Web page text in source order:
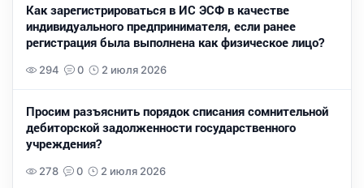
Как зарегистрироваться в ИС ЭСФ в качестве
индивидуального предпринимателя, если ранее
регистрация была выполнена как физическое лицо?
294 0 2 июля 2026
Просим разъяснить порядок списания сомнительной
дебиторской задолженности государственного
учреждения?
278 0 2 июля 2026